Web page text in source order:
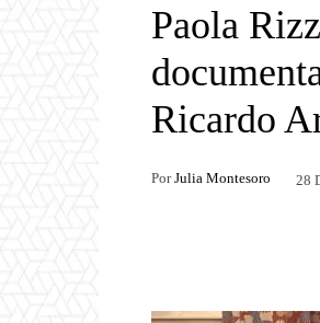
Paola
Ricardo
Por Julia Montesoro 28